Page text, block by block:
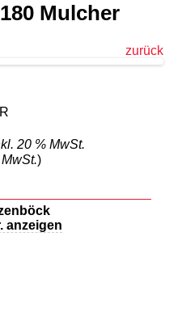
Mulcher
zurück
20 % MwSt.
)
anzeigen